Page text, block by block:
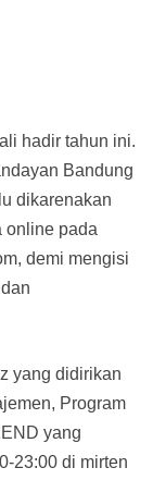
hadir tahun ini.
Bandung
dikarenakan
online pada
demi mengisi
yang didirikan
Program
yang
23:00 di mirten